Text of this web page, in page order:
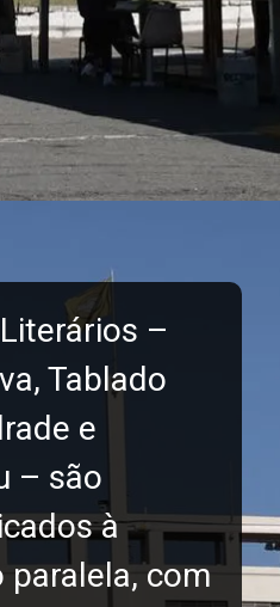
–
Tablado
e
– são
à
paralela, com